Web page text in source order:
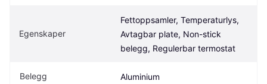
Egenskaper
Fettoppsamler, Temperaturlys,
Avtagbar plate, Non-stick
belegg, Regulerbar termostat
Belegg Aluminium